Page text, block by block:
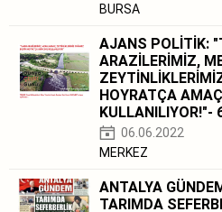
BURSA
AJANS POLİTİK:
ARAZİLERİMİZ,
HOYRATÇA
KULLANILIYOR!"-
06.06.2022
MERKEZ
ANTALYA
TARIMDA